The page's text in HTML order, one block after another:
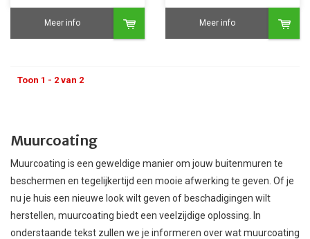
Meer info Meer info
Toon 1 - 2 van 2
Muurcoating
Muurcoating is een geweldige manier om jouw buitenmuren te
beschermen en tegelijkertijd een mooie afwerking te geven. Of je
nu je huis een nieuwe look wilt geven of beschadigingen wilt
herstellen, muurcoating biedt een veelzijdige oplossing. In
onderstaande tekst zullen we je informeren over wat muurcoating